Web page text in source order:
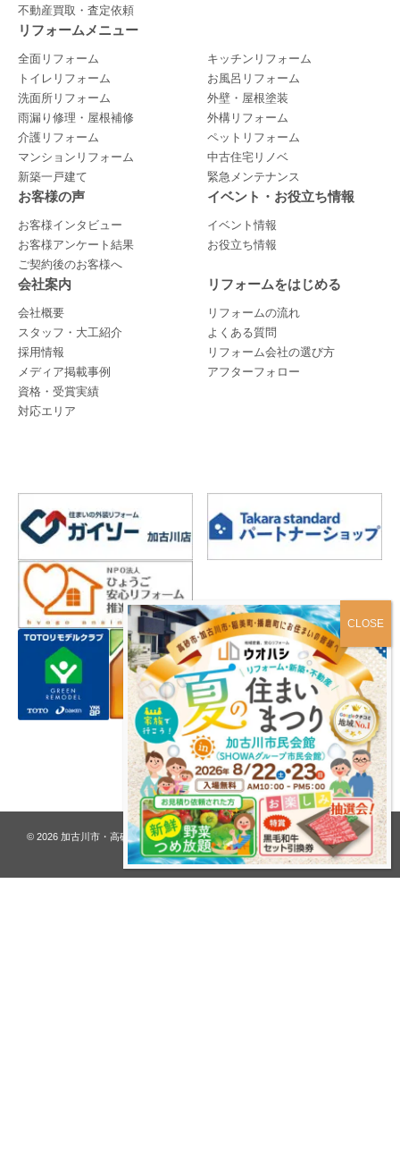
不動産買取・査定依頼
リフォームメニュー
全面リフォーム
キッチンリフォーム
トイレリフォーム
お風呂リフォーム
洗面所リフォーム
外壁・屋根塗装
雨漏り修理・屋根補修
外構リフォーム
介護リフォーム
ペットリフォーム
マンションリフォーム
中古住宅リノベ
新築一戸建て
緊急メンテナンス
お客様の声
お客様インタビュー
お客様アンケート結果
ご契約後のお客様へ
イベント・お役立ち情報
イベント情報
お役立ち情報
会社案内
会社概要
スタッフ・大工紹介
採用情報
メディア掲載事例
資格・受賞実績
対応エリア
リフォームをはじめる
リフォームの流れ
よくある質問
リフォーム会社の選び方
アフターフォロー
プライバシーポリシー
© 2026 加古川市・高砂市 夢リフォーム ウオハシ – 創業128年の老舗. All rights
reserved.